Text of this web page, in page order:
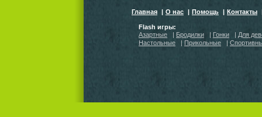
Главная | О нас | Помощь | Контакты
Flash игры:
Азартные
| Бродилки | Гонки | Для
Настольные
| Прикольные |